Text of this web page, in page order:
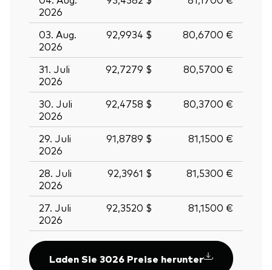
2026
03. Aug.
2026
92,9934 $ 80,6700 €
31. Juli
2026
92,7279 $ 80,5700 €
30. Juli
2026
92,4758 $ 80,3700 €
29. Juli
2026
91,8789 $ 81,1500 €
28. Juli
2026
92,3961 $ 81,5300 €
27. Juli
2026
92,3520 $ 81,1500 €
Laden Sie 3026 Preise herunter